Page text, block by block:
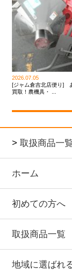
2026.07.05
[ジャム倉吉北店便り]
買取！農機具・ ...
> 取扱商品一
ホーム
初めての方へ
取扱商品一覧
地域に選ばれ